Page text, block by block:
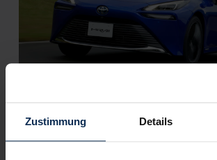
Zustimmung Details